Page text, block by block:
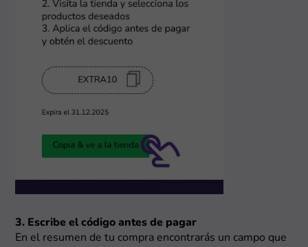
3. Escribe el código antes de pagar
En el resumen de tu compra encontrarás un campo que